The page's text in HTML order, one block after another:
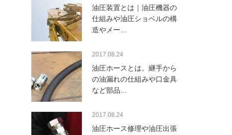
油圧装置とは｜油圧機器の
仕組みや油圧ショベルの構
造やメー…
2017.08.24
油圧ホースとは。継手から
の油漏れの仕組みや口金具
など部品…
2017.08.24
油圧ホース修理や油圧出張